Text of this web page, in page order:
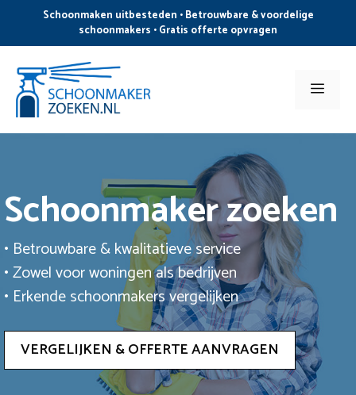
de
inhoud
Schoonmaken uitbesteden • Betrouwbare & voordelige
schoonmakers • Gratis offerte opvragen
Menu
Schoonmaker zoeken
• Betrouwbare & kwalitatieve service
• Zowel voor woningen als bedrijven
• Erkende schoonmakers vergelijken
VERGELIJKEN & OFFERTE AANVRAGEN